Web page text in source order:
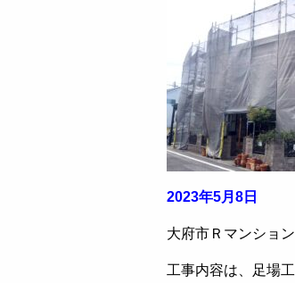
2023年5月8日
大府市Ｒマンショ
工事内容は、足場